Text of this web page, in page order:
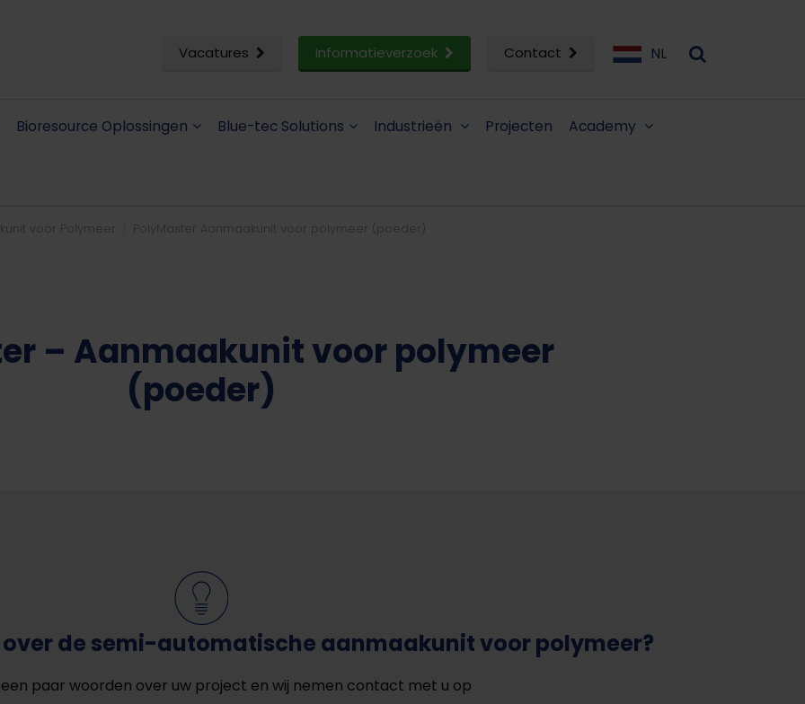
Vacatures Informatieverzoek Contact NL
Bioresource Oplossingen Blue-tec Solutions Industrieën Projecten Academy
voor Polymeer PolyMaster Aanmaakunit voor polymeer (poeder)
– Aanmaakunit voor polymeer
(poeder)
de semi-automatische aanmaakunit voor polymeer?
een paar woorden over uw project en wij nemen contact met u op